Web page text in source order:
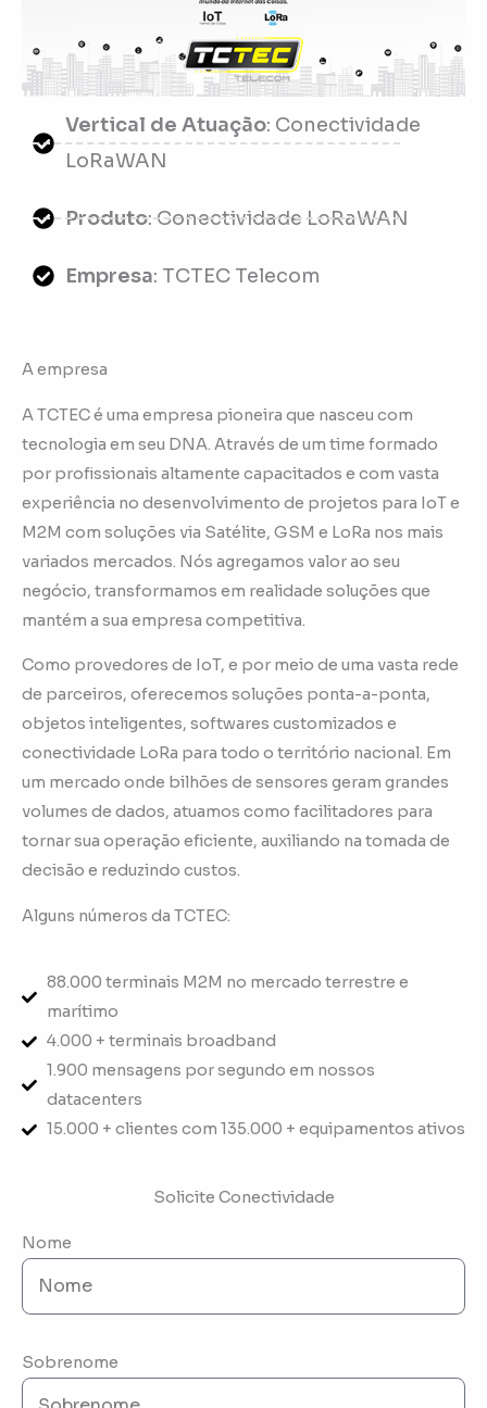
Vertical de Atuação: Conectividade
LoRaWAN
Produto: Conectividade LoRaWAN
Empresa: TCTEC Telecom
A empresa
A TCTEC é uma empresa pioneira que nasceu com
tecnologia em seu DNA. Através de um time formado
por profissionais altamente capacitados e com vasta
experiência no desenvolvimento de projetos para IoT e
M2M com soluções via Satélite, GSM e LoRa nos mais
variados mercados. Nós agregamos valor ao seu
negócio, transformamos em realidade soluções que
mantém a sua empresa competitiva.
Como provedores de IoT, e por meio de uma vasta rede
de parceiros, oferecemos soluções ponta-a-ponta,
objetos inteligentes, softwares customizados e
conectividade LoRa para todo o território nacional. Em
um mercado onde bilhões de sensores geram grandes
volumes de dados, atuamos como facilitadores para
tornar sua operação eficiente, auxiliando na tomada de
decisão e reduzindo custos.
Alguns números da TCTEC:
88.000 terminais M2M no mercado terrestre e
marítimo
4.000 + terminais broadband
1.900 mensagens por segundo em nossos
datacenters
15.000 + clientes com 135.000 + equipamentos ativos
Solicite Conectividade
Nome
Sobrenome